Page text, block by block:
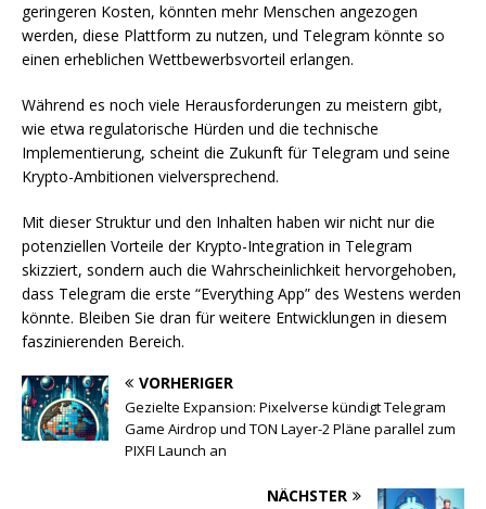
geringeren Kosten, könnten mehr Menschen angezogen
werden, diese Plattform zu nutzen, und Telegram könnte so
einen erheblichen Wettbewerbsvorteil erlangen.
Während es noch viele Herausforderungen zu meistern gibt,
wie etwa regulatorische Hürden und die technische
Implementierung, scheint die Zukunft für Telegram und seine
Krypto-Ambitionen vielversprechend.
Mit dieser Struktur und den Inhalten haben wir nicht nur die
potenziellen Vorteile der Krypto-Integration in Telegram
skizziert, sondern auch die Wahrscheinlichkeit hervorgehoben,
dass Telegram die erste “Everything App” des Westens werden
könnte. Bleiben Sie dran für weitere Entwicklungen in diesem
faszinierenden Bereich.
VORHERIGER
Gezielte Expansion: Pixelverse kündigt Telegram
Game Airdrop und TON Layer-2 Pläne parallel zum
PIXFI Launch an
NÄCHSTER